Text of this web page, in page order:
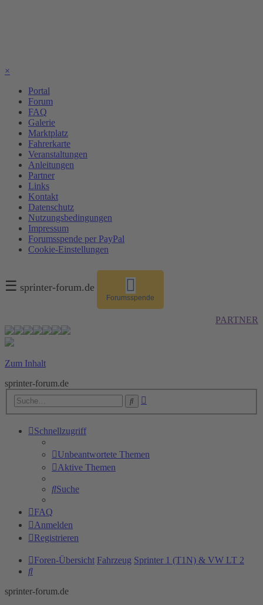
×
Portal
Forum
FAQ
Galerie
Marktplatz
Fahrerkarte
Veranstaltungen
Anleitungen
Partner
Links
Kontakt
Datenschutz
Nutzungsbedingungen
Impressum
Forumsspende per PayPal
Cookie-Einstellungen
☰ sprinter-forum.de
Forumsspende
PARTNER
Zum Inhalt
sprinter-forum.de
Suche
Schnellzugriff
Unbeantwortete Themen
Aktive Themen
Suche
FAQ
Anmelden
Registrieren
Foren-Übersicht Fahrzeug Sprinter 1 (T1N) & VW LT 2
Suche
sprinter-forum.de